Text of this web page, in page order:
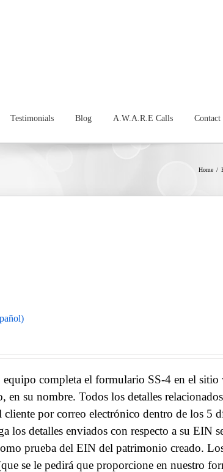
Testimonials Blog A.W.A.R.E Calls Contact
Home /
completa el formulario SS-4 en el sitio
su nombre. Todos los detalles
por correo electrónico dentro de los 5
los detalles enviados con respecto a su EIN
prueba del EIN del patrimonio creado.
se le pedirá que proporcione en nuestro